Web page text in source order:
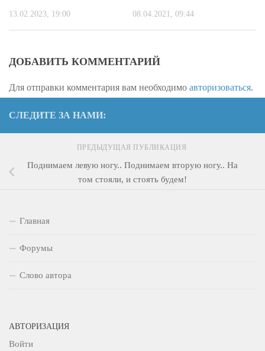
13.02.2023, 19:00 08.04.2021, 09:44
ДОБАВИТЬ КОММЕНТАРИЙ
Для отправки комментария вам необходимо авторизоваться.
СЛЕДИТЕ ЗА НАМИ:
ПРЕДЫДУЩАЯ ПУБЛИКАЦИЯ
Поднимаем левую ногу.. Поднимаем вторую ногу.. На
том стояли, и стоять будем!
Главная
Форумы
Слово автора
АВТОРИЗАЦИЯ
Войти